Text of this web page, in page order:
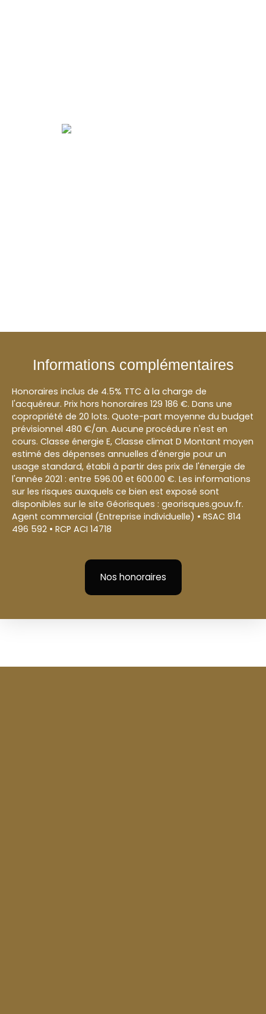
Informations complémentaires
Honoraires inclus de 4.5% TTC à la charge de
l'acquéreur. Prix hors honoraires 129 186 €. Dans une
copropriété de 20 lots. Quote-part moyenne du budget
prévisionnel 480 €/an. Aucune procédure n'est en
cours. Classe énergie E, Classe climat D Montant moyen
estimé des dépenses annuelles d'énergie pour un
usage standard, établi à partir des prix de l'énergie de
l'année 2021 : entre 596.00 et 600.00 €. Les informations
sur les risques auxquels ce bien est exposé sont
disponibles sur le site Géorisques : georisques.gouv.fr.
Agent commercial (Entreprise individuelle) • RSAC 814
496 592 • RCP ACI 14718
Nos honoraires